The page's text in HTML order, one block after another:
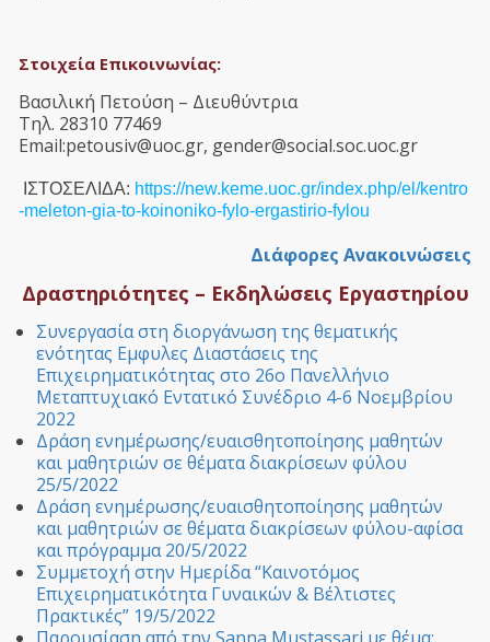
Στοιχεία Επικοινωνίας:
Βασιλική Πετούση – Διευθύντρια
Τηλ. 28310 77469
Email:petousiv@uoc.gr, gender@social.soc.uoc.gr
ΙΣΤΟΣΕΛΙΔΑ: https://new.keme.uoc.gr/index.php/el/kentro
-meleton-gia-to-koinoniko-fylo-ergastirio-fylou
Διάφορες Ανακοινώσεις
Δραστηριότητες – Εκδηλώσεις Εργαστηρίου
Συνεργασία στη διοργάνωση της θεματικής
ενότητας Εμφυλες Διαστάσεις της
Επιχειρηματικότητας στο 26ο Πανελλήνιο
Μεταπτυχιακό Εντατικό Συνέδριο 4-6 Νοεμβρίου
2022
Δράση ενημέρωσης/ευαισθητοποίησης μαθητών
και μαθητριών σε θέματα διακρίσεων φύλου
25/5/2022
Δράση ενημέρωσης/ευαισθητοποίησης μαθητών
και μαθητριών σε θέματα διακρίσεων φύλου-αφίσα
και πρόγραμμα 20/5/2022
Συμμετοχή στην Ημερίδα “Καινοτόμος
Επιχειρηματικότητα Γυναικών & Βέλτιστες
Πρακτικές” 19/5/2022